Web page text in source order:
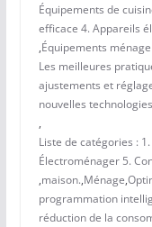
Équipements de
efficace 4. Appareils
,Équipements
Les meilleures
ajustements et
nouvelles technologies
,
Liste de catégories :
Électroménager 5.
,maison.,Ménage,
programmation
réduction de la